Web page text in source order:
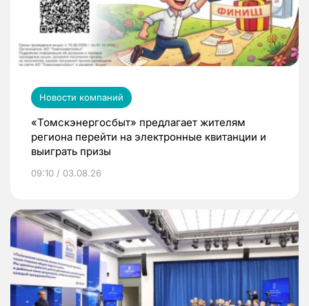
Новости компаний
«Томскэнергосбыт» предлагает жителям
региона перейти на электронные квитанции и
выиграть призы
09:10 / 03.08.26